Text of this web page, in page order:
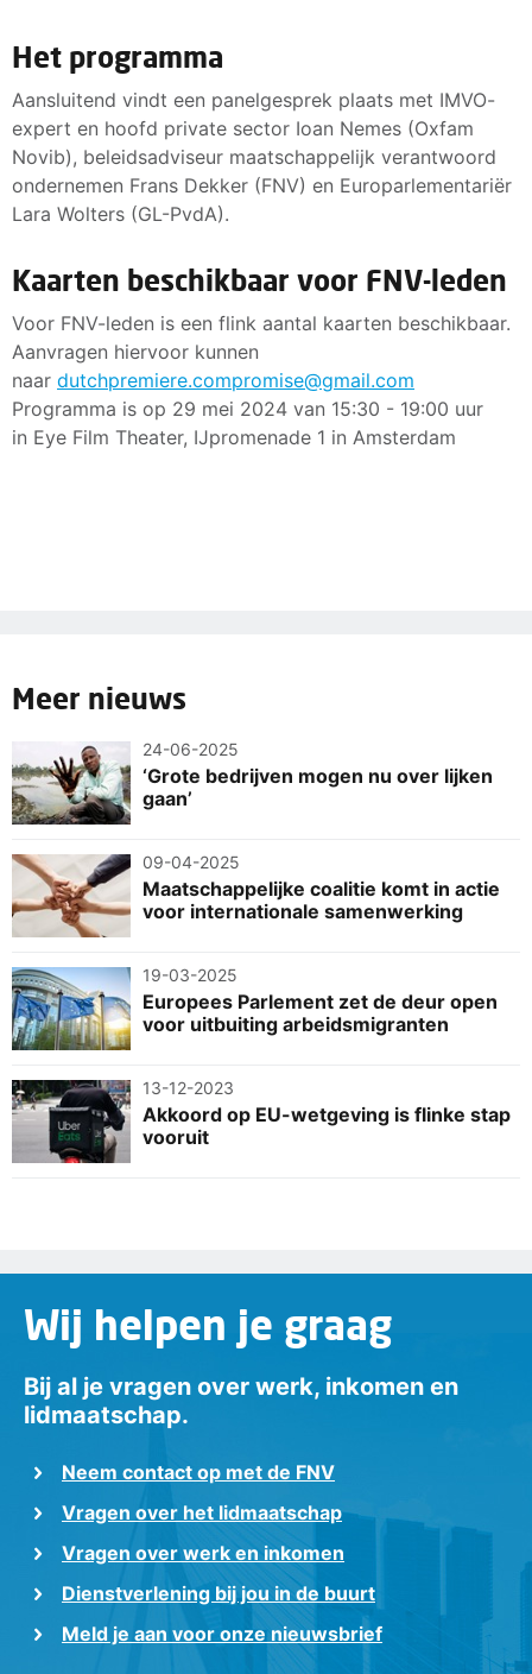
Het programma
Aansluitend vindt een panelgesprek plaats met IMVO-
expert en hoofd private sector Ioan Nemes (Oxfam
Novib), beleidsadviseur maatschappelijk verantwoord
ondernemen Frans Dekker (FNV) en Europarlementariër
Lara Wolters (GL-PvdA).
Kaarten beschikbaar voor FNV-leden
Voor FNV-leden is een flink aantal kaarten beschikbaar.
Aanvragen hiervoor kunnen
naar dutchpremiere.compromise@gmail.com
Programma is op 29 mei 2024 van 15:30 - 19:00 uur
in Eye Film Theater, IJpromenade 1 in Amsterdam
Meer nieuws
24-06-2025
‘Grote bedrijven mogen nu over lijken
gaan’
09-04-2025
Maatschappelijke coalitie komt in actie
voor internationale samenwerking
19-03-2025
Europees Parlement zet de deur open
voor uitbuiting arbeidsmigranten
13-12-2023
Akkoord op EU-wetgeving is flinke stap
vooruit
Wij helpen je graag
Bij al je vragen over werk, inkomen en
lidmaatschap.
Neem contact op met de FNV
Vragen over het lidmaatschap
Vragen over werk en inkomen
Dienstverlening bij jou in de buurt
Meld je aan voor onze nieuwsbrief